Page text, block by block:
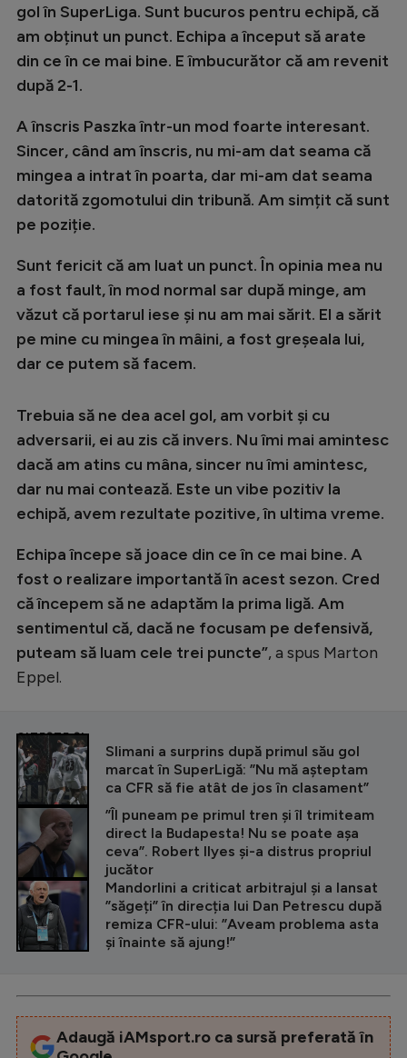
gol în SuperLiga. Sunt bucuros pentru echipă, că
am obținut un punct. Echipa a început să arate
din ce în ce mai bine. E îmbucurător că am revenit
după 2-1.
A înscris Paszka într-un mod foarte interesant.
Sincer, când am înscris, nu mi-am dat seama că
mingea a intrat în poarta, dar mi-am dat seama
datorită zgomotului din tribună. Am simțit că sunt
pe poziție.
Sunt fericit că am luat un punct. În opinia mea nu
a fost fault, în mod normal sar după minge, am
văzut că portarul iese și nu am mai sărit. El a sărit
pe mine cu mingea în mâini, a fost greșeala lui,
dar ce putem să facem.
Trebuia să ne dea acel gol, am vorbit și cu
adversarii, ei au zis că invers. Nu îmi mai amintesc
dacă am atins cu mâna, sincer nu îmi amintesc,
dar nu mai contează. Este un vibe pozitiv la
echipă, avem rezultate pozitive, în ultima vreme.
Echipa începe să joace din ce în ce mai bine. A
fost o realizare importantă în acest sezon. Cred
că începem să ne adaptăm la prima ligă. Am
sentimentul că, dacă ne focusam pe defensivă,
puteam să luam cele trei puncte”, a spus Marton
Eppel.
CITEȘTE ȘI
Slimani a surprins după primul său gol
marcat în SuperLigă: ”Nu mă așteptam
ca CFR să fie atât de jos în clasament”
”Îl puneam pe primul tren și îl trimiteam
direct la Budapesta! Nu se poate așa
ceva”. Robert Ilyes și-a distrus propriul
jucător
Mandorlini a criticat arbitrajul și a lansat
”săgeți” în direcția lui Dan Petrescu după
remiza CFR-ului: ”Aveam problema asta
și înainte să ajung!”
Adaugă iAMsport.ro ca sursă preferată în